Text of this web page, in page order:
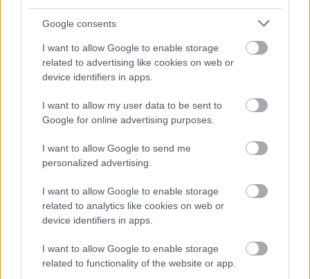
Google consents
I want to allow Google to enable storage
related to advertising like cookies on web or
device identifiers in apps.
I want to allow my user data to be sent to
Google for online advertising purposes.
I want to allow Google to send me
personalized advertising.
I want to allow Google to enable storage
related to analytics like cookies on web or
device identifiers in apps.
I want to allow Google to enable storage
related to functionality of the website or app.
Az előzetes, sajtós buildben több küldetést is
végigpörgethettünk, melyeken keresztül
belekóstolhattunk a harcrendszer sajátosságaiba és
megvizsgálhattuk a játékmenet struktúráját. Az alapokat
ről beszélünk, ahol a saját karakterünket irányítva
vállalunk küldetéseket Aincrad világában. A sztori